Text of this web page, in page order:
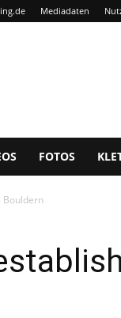
Mediadaten
FOTOS
Bouldern